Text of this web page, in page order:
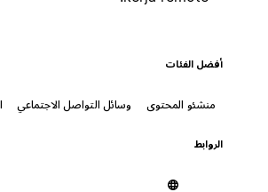
أفضل الفئات
منشئو المحتوى وسائل التواصل الاجتماعي التسويق